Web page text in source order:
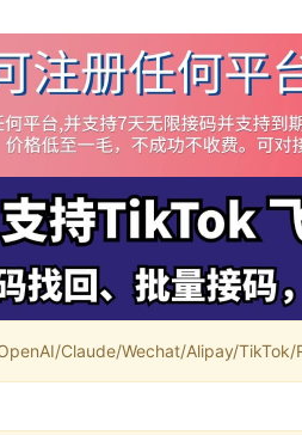
Claude/Wechat/Alipay/